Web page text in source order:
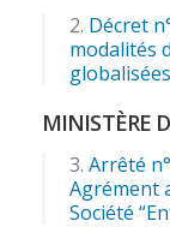
Décret
modalités
MINISTÈRE
Arrêté
Agrément
Société